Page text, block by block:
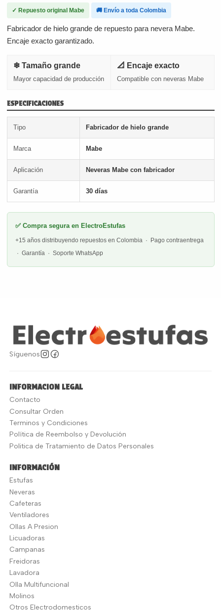
✓ Repuesto original Mabe 🚚 Envío a toda Colombia
Fabricador de hielo grande de repuesto para nevera Mabe.
Encaje exacto garantizado.
❄ Tamaño grande
Mayor capacidad de producción
📐 Encaje exacto
Compatible con neveras Mabe
ESPECIFICACIONES
Tipo Fabricador de hielo grande
Marca Mabe
Aplicación Neveras Mabe con fabricador
Garantía 30 días
✅ Compra segura en ElectroEstufas
+15 años distribuyendo repuestos en Colombia · Pago contraentrega
· Garantía · Soporte WhatsApp
Síguenos
INFORMACION LEGAL
Contacto
Consultar Orden
Terminos y Condiciones
Política de Reembolso y Devolución
Politica de Tratamiento de Datos Personales
INFORMACIÓN
Estufas
Neveras
Cafeteras
Ventiladores
Ollas A Presion
Licuadoras
Campanas
Freidoras
Lavadora
Olla Multifuncional
Molinos
Otros Electrodomesticos